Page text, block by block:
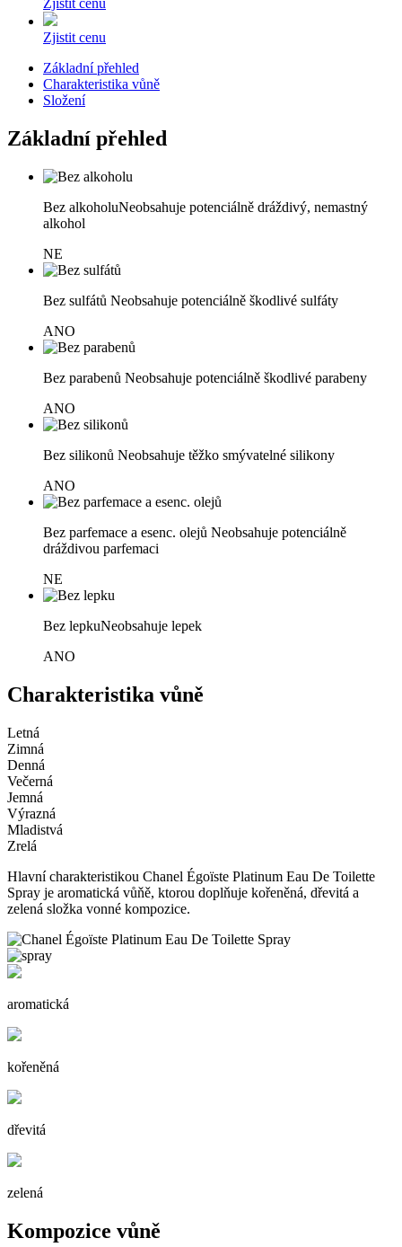
Zjistit cenu
Zjistit cenu
Základní přehled
Charakteristika vůně
Složení
Základní přehled
Bez alkoholuNeobsahuje potenciálně dráždivý, nemastný
alkohol
NE
Bez sulfátů Neobsahuje potenciálně škodlivé sulfáty
ANO
Bez parabenů Neobsahuje potenciálně škodlivé parabeny
ANO
Bez silikonů Neobsahuje těžko smývatelné silikony
ANO
Bez parfemace a esenc. olejů Neobsahuje potenciálně
dráždivou parfemaci
NE
Bez lepkuNeobsahuje lepek
ANO
Charakteristika vůně
Letná
Zimná
Denná
Večerná
Jemná
Výrazná
Mladistvá
Zrelá
Hlavní charakteristikou Chanel Égoïste Platinum Eau De Toilette
Spray je aromatická vůňě, ktorou doplňuje kořeněná, dřevitá a
zelená složka vonné kompozice.
aromatická
kořeněná
dřevitá
zelená
Kompozice vůně